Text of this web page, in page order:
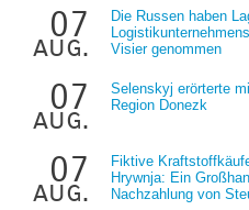
07
aug.
Die Russen haben
Visier genommen
07
aug.
Selenskyj erörterte
Region Donezk
07
aug.
Fiktive
Hrywnja: Ein
Nachzahlung von